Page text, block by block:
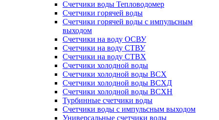
Счетчики воды Тепловодомер
Счетчики горячей воды
Счетчики горячей воды с импульсным
выходом
Счетчики на воду ОСВУ
Счетчики на воду СТВУ
Счетчики на воду СТВХ
Счетчики холодной воды
Счетчики холодной воды ВСХ
Счетчики холодной воды ВСХД
Счетчики холодной воды ВСХН
Турбинные счетчики воды
Счетчики воды с импульсным выходом
Универсальные счетчики воды